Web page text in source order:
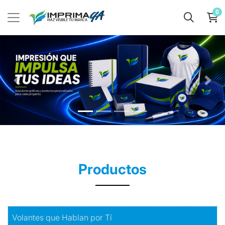
0
Productos
Volantes que Hablan por Tí
Comprar